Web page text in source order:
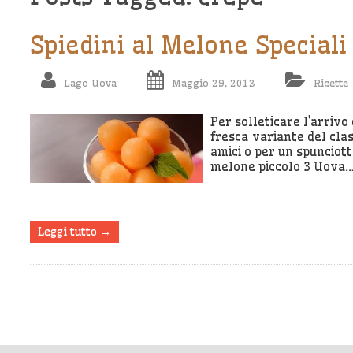
Spiedini al Melone Speciali
Lago Uova Maggio 29, 2013 Ricette
Per solleticare l’arrivo
fresca variante del
amici o per un
melone piccolo 3 Uova…
Leggi tutto →